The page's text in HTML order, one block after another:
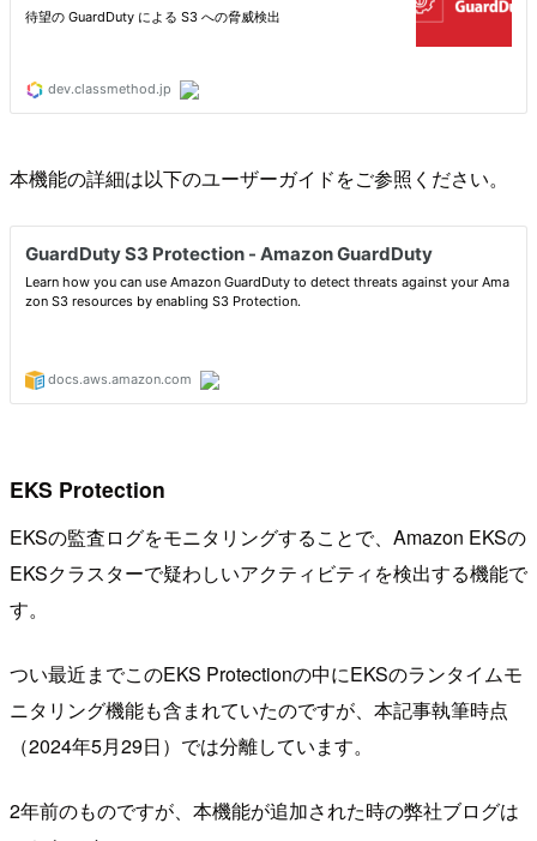
本機能の詳細は以下のユーザーガイドをご参照ください。
EKS Protection
EKSの監査ログをモニタリングすることで、Amazon EKSの
EKSクラスターで疑わしいアクティビティを検出する機能で
す。
つい最近までこのEKS Protectionの中にEKSのランタイムモ
ニタリング機能も含まれていたのですが、本記事執筆時点
（2024年5月29日）では分離しています。
2年前のものですが、本機能が追加された時の弊社ブログは